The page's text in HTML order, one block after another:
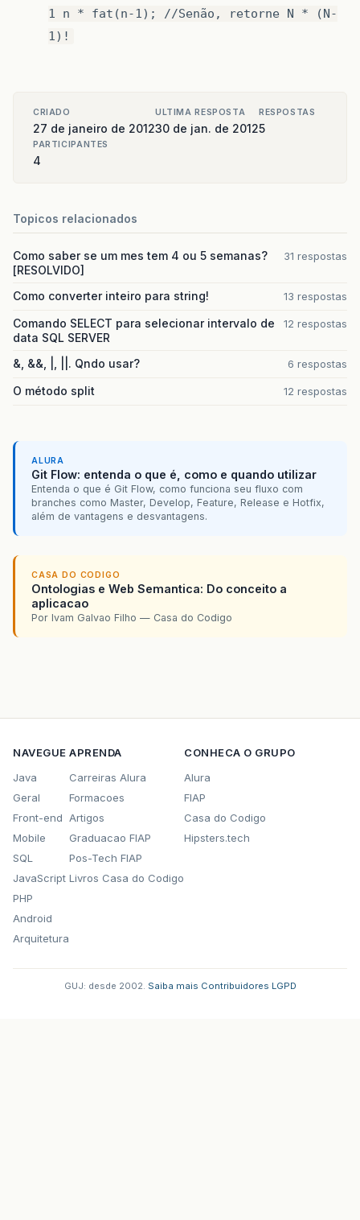
1 n * fat(n-1); //Senão, retorne N * (N-
1)!
CRIADO
27 de janeiro de 2012
ULTIMA RESPOSTA
30 de jan. de 2012
RESPOSTAS
5
PARTICIPANTES
4
Topicos relacionados
Como saber se um mes tem 4 ou 5 semanas?
[RESOLVIDO]
31 respostas
Como converter inteiro para string! 13 respostas
Comando SELECT para selecionar intervalo de
data SQL SERVER
12 respostas
&, &&, |, ||. Qndo usar? 6 respostas
O método split 12 respostas
ALURA
Git Flow: entenda o que é, como e quando utilizar
Entenda o que é Git Flow, como funciona seu fluxo com
branches como Master, Develop, Feature, Release e Hotfix,
além de vantagens e desvantagens.
CASA DO CODIGO
Ontologias e Web Semantica: Do conceito a
aplicacao
Por Ivam Galvao Filho — Casa do Codigo
NAVEGUE
Java
Geral
Front-end
Mobile
SQL
JavaScript
PHP
Android
Arquitetura
APRENDA
Carreiras Alura
Formacoes
Artigos
Graduacao FIAP
Pos-Tech FIAP
Livros Casa do Codigo
CONHECA O GRUPO
Alura
FIAP
Casa do Codigo
Hipsters.tech
GUJ: desde 2002. Saiba mais Contribuidores LGPD